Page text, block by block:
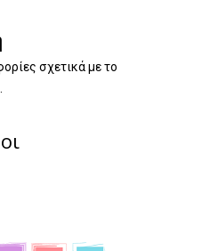
σχετικά με το